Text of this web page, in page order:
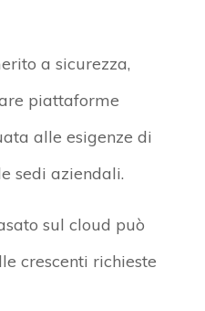
a sicurezza,
piattaforme
alle esigenze di
sedi aziendali.
sul cloud può
crescenti richieste